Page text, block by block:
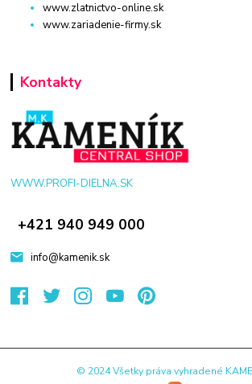
www.zlatnictvo-online.sk
www.zariadenie-firmy.sk
Kontakty
WWW.PROFI-DIELNA.SK
+421 940 949 000
info@kamenik.sk
© 2024 Všetky práva vyhradené